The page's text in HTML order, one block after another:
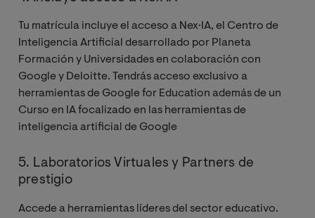
Tu matrícula incluye el acceso a Nex·IA, el Centro de
Inteligencia Artificial desarrollado por Planeta
Formación y Universidades en colaboración con
Google y Deloitte. Tendrás acceso exclusivo a
herramientas de Google for Education además de un
Curso en IA focalizado en las herramientas de
inteligencia artificial de Google
5. Laboratorios Virtuales y Partners de
prestigio
Accede a herramientas líderes del sector educativo.